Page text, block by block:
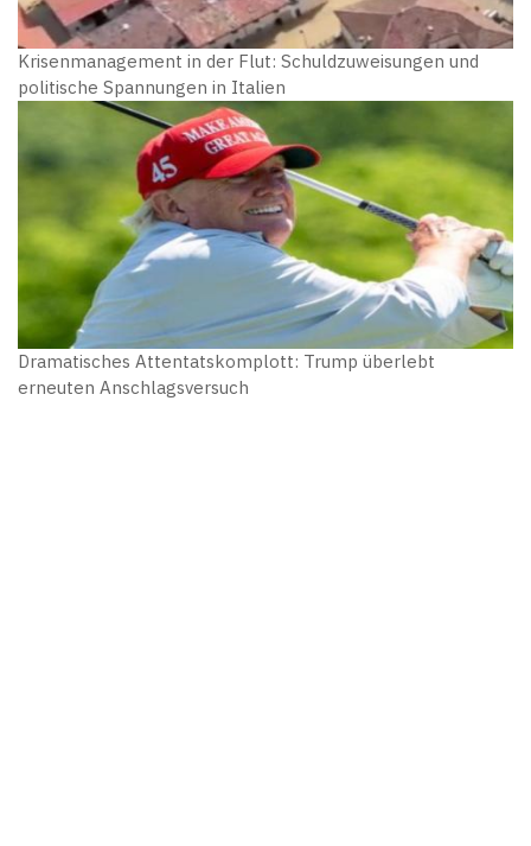
Krisenmanagement in der Flut: Schuldzuweisungen und
politische Spannungen in Italien
Dramatisches Attentatskomplott: Trump überlebt
erneuten Anschlagsversuch